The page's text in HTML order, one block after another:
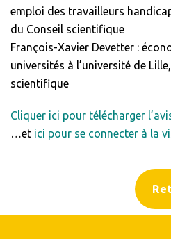
emploi des travailleurs
du Conseil scientifique
François-Xavier Devetter :
universités à l’université de
scientifique
Cliquer ici pour télécharger
…et ici pour se connecter à la